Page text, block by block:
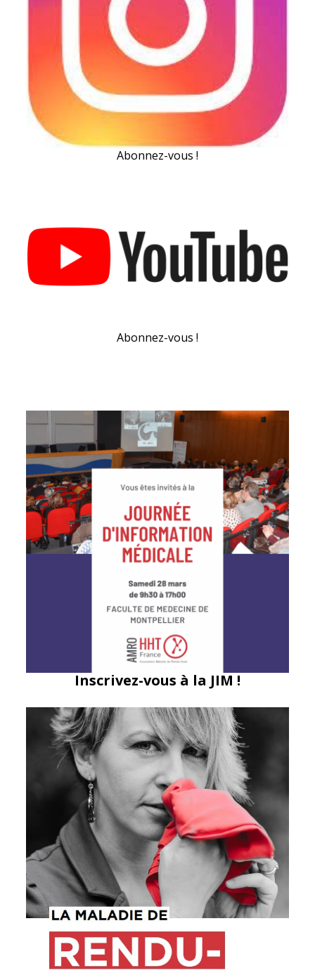
Abonnez-vous !
Abonnez-vous !
Inscrivez-vous à la JIM !